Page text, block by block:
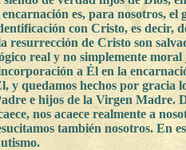
es, para nosotros, el
con Cristo, es decir,
resurrección de Cristo son
real y no simplemente
a Él en la
y quedamos hechos por gracia
e hijos de la Virgen Madre.
nos acaece realmente a
también nosotros. En